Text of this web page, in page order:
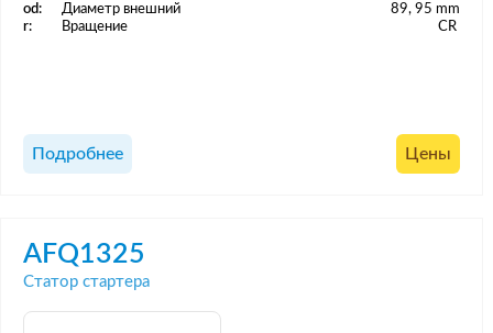
od:
Диаметр внешний
89, 95 mm
r:
Вращение CR
Подробнее Цены
AFQ1325
Статор стартера